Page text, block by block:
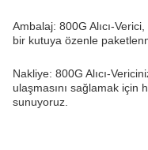
Ambalaj: 800G Alıcı-
bir kutuya özenle
Nakliye: 800G Alıcı-
ulaşmasını sağlamak için
sunuyoruz.